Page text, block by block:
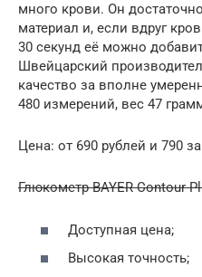
много крови. Он
материал и, если вдруг
30 секунд её можно
Швейцарский
качество за вполне
480 измерений, вес 47
Цена: от 690 рублей и 790
Глюкометр BAYER Contour
Доступная цена;
Высокая точность;